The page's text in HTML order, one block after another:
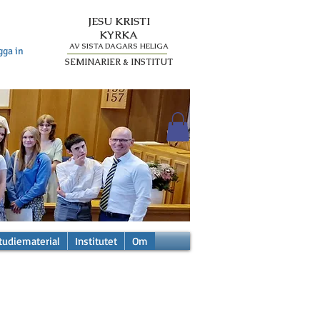
in
JESU KRISTI
KYRKA
AV SISTA DAGARS HELIGA
SEMINARIER & INSTITUT
Institutet Om